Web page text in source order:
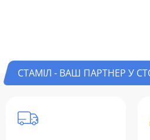
СТАМІЛ - ВАШ ПАРТНЕР У